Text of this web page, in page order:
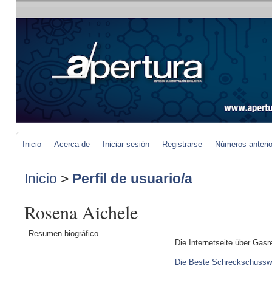
Inicio Acerca de Iniciar sesión Registrarse Números
Inicio > Perfil de usuario/a
Rosena Aichele
Resumen biográfico
Die Internetseite über
Die Beste